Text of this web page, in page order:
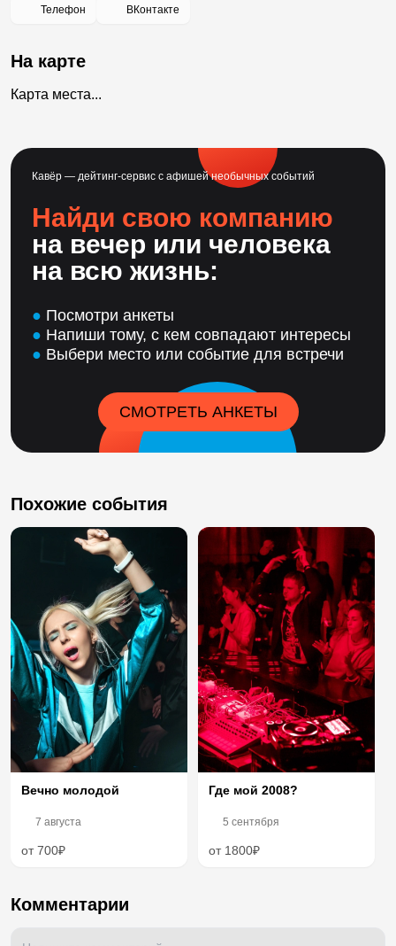
Телефон ВКонтакте
На карте
Карта места...
Кавёр — дейтинг-сервис с афишей необычных событий
Найди свою компанию
на вечер или человека
на всю жизнь:
● Посмотри анкеты
● Напиши тому, с кем совпадают интересы
● Выбери место или событие для встречи
СМОТРЕТЬ АНКЕТЫ
Похожие события
Вечно молодой
7 августа
от 700₽
Где мой 2008?
5 сентября
от 1800₽
Комментарии